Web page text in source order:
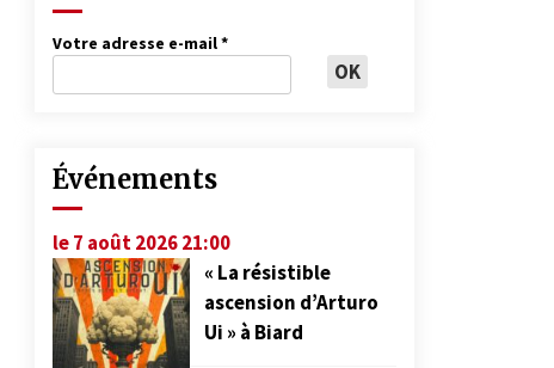
Votre adresse e-mail*
Événements
le 7 août 2026 21:00
« La résistible
ascension d’Arturo
Ui » à Biard